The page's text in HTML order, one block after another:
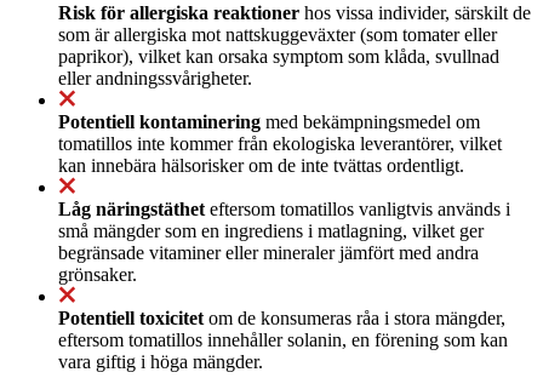
Risk för allergiska reaktioner hos vissa individer, särskilt de
som är allergiska mot nattskuggeväxter (som tomater eller
paprikor), vilket kan orsaka symptom som klåda, svullnad
eller andningssvårigheter.
Potentiell kontaminering med bekämpningsmedel om
tomatillos inte kommer från ekologiska leverantörer, vilket
kan innebära hälsorisker om de inte tvättas ordentligt.
Låg näringstäthet eftersom tomatillos vanligtvis används i
små mängder som en ingrediens i matlagning, vilket ger
begränsade vitaminer eller mineraler jämfört med andra
grönsaker.
Potentiell toxicitet om de konsumeras råa i stora mängder,
eftersom tomatillos innehåller solanin, en förening som kan
vara giftig i höga mängder.